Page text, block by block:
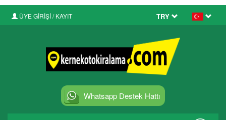
ÜYE GİRİŞİ / KAYIT TRY
Whatsapp Destek Hattı